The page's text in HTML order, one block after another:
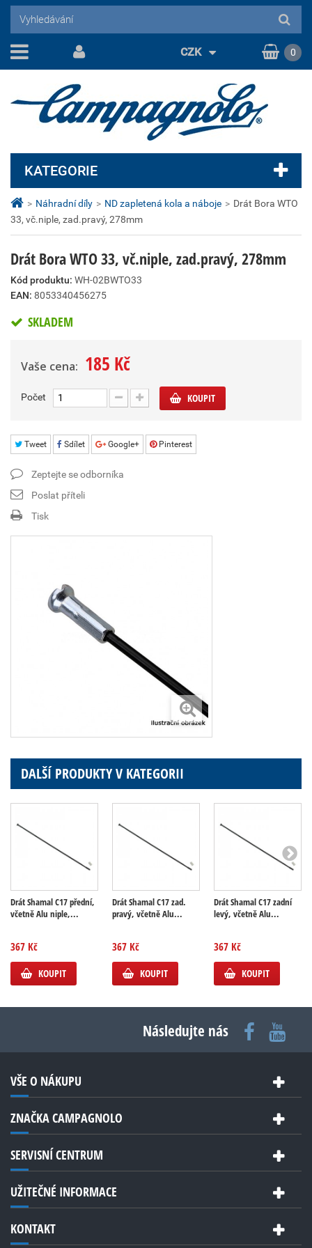
> Náhradní díly > ND zapletená kola a náboje > Drát Bora WTO
33, vč.niple, zad.pravý, 278mm
Drát Bora WTO 33, vč.niple, zad.pravý, 278mm
Kód produktu: WH-02BWTO33
EAN: 8053340456275
SKLADEM
Vaše cena: 185 Kč
Počet KOUPIT
Tweet Sdílet Google+ Pinterest
Zeptejte se odborníka
Poslat příteli
Tisk
DALŠÍ PRODUKTY V KATEGORII
Drát Shamal C17 přední,
včetně Alu niple,...
367 Kč
KOUPIT
Drát Shamal C17 zad.
pravý, včetně Alu...
367 Kč
KOUPIT
Drát Shamal C17 zadní
levý, včetně Alu...
367 Kč
KOUPIT
KATEGORIE
CZK 0
Následujte nás
VŠE O NÁKUPU
ZNAČKA CAMPAGNOLO
SERVISNÍ CENTRUM
UŽITEČNÉ INFORMACE
KONTAKT